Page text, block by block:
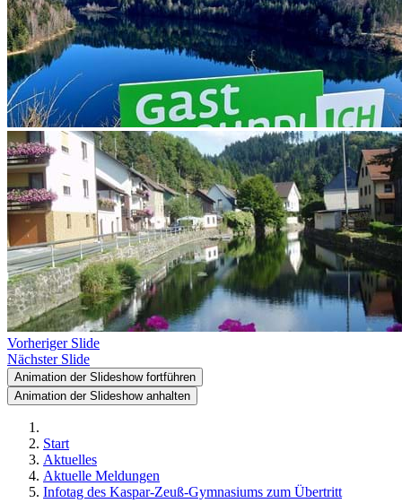
Vorheriger Slide
Nächster Slide
Animation der Slideshow fortführen
Animation der Slideshow anhalten
Start
Aktuelles
Aktuelle Meldungen
Infotag des Kaspar-Zeuß-Gymnasiums zum Übertritt